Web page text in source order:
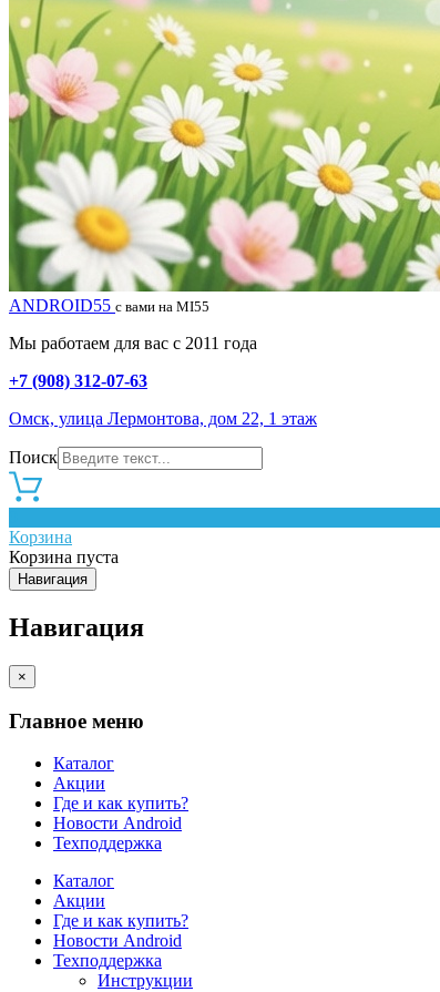
ANDROID55 с вами на MI55
Мы работаем для вас с 2011 года
+7 (908) 312-07-63
Омск, улица Лермонтова, дом 22, 1 этаж
Поиск
Корзина
Корзина пуста
Навигация
Навигация
×
Главное меню
Каталог
Акции
Где и как купить?
Новости Android
Техподдержка
Каталог
Акции
Где и как купить?
Новости Android
Техподдержка
Инструкции